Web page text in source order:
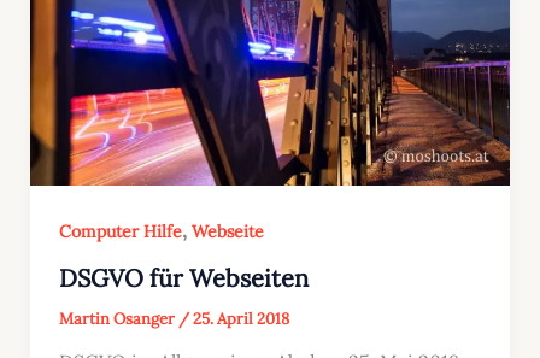
Computer Hilfe, Webseite
DSGVO für Webseiten
Martin Osanger /25. April 2018